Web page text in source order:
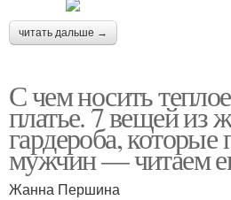
читать дальше →
С чем носить
платье. 7 вещей из
гардероба,
мужчин — читаем
Жанна Першина